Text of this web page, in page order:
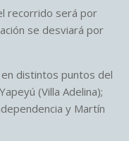
recorrido será por
se desviará por
distintos puntos del
(Villa Adelina);
y Martín